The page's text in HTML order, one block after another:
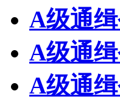
A级通
A级通
A级通